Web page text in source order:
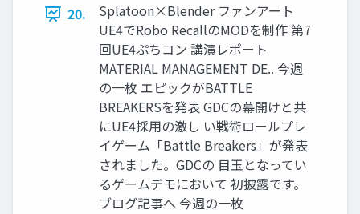
20.
Splatoon×Blender ファンアート
UE4でRobo RecallのMODを制作 第7
回UE4ぷちコン 講演レポート
MATERIAL MANAGEMENT DE.. 今週
の一枚 エピックがBATTLE
BREAKERSを発表 GDCの幕開けと共
にUE4採用の激し い戦術ロールプレ
イゲーム「Battle Breakers」が発表
されました。GDCの 目玉となってい
るゲームデモにおいて 初披露です。
ブログ記事へ 今週の一枚